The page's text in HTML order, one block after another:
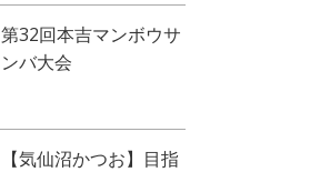
第32回本吉マンボウサ
ンバ大会
【気仙沼かつお】目指